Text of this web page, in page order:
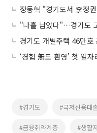
‘경험 無도 환영’ 첫 일
#경기도 #극저신용대
#금융취약계층 #생활